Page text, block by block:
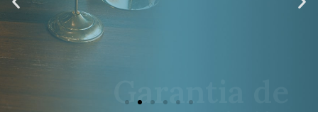
documental e
dados